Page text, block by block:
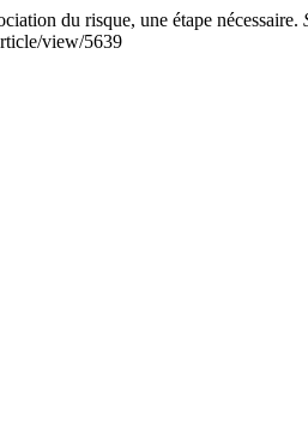
du risque, une étape nécessaire.
view/5639